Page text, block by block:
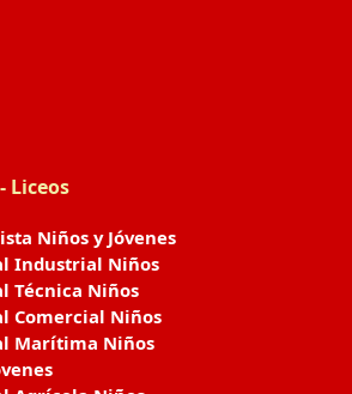
Liceos
Niños y Jóvenes
Industrial Niños
Técnica Niños
Comercial Niños
Marítima Niños